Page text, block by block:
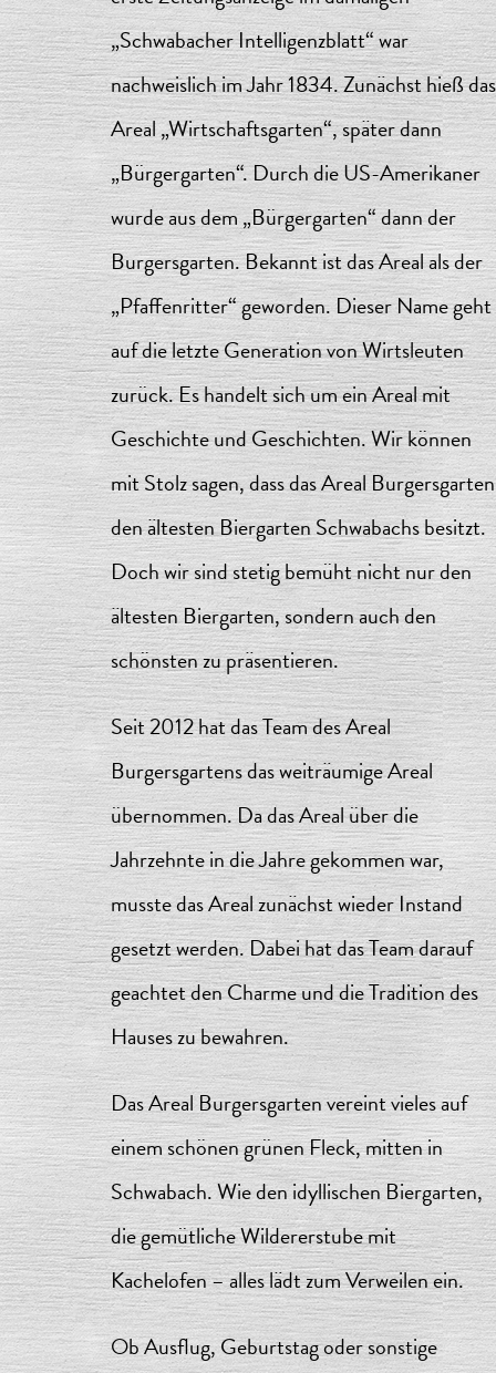
„Schwabacher Intelligenzblatt“ war
nachweislich im Jahr 1834. Zunächst hieß das
Areal „Wirtschaftsgarten“, später dann
„Bürgergarten“. Durch die US-Amerikaner
wurde aus dem „Bürgergarten“ dann der
Burgersgarten. Bekannt ist das Areal als der
„Pfaffenritter“ geworden. Dieser Name geht
auf die letzte Generation von Wirtsleuten
zurück. Es handelt sich um ein Areal mit
Geschichte und Geschichten. Wir können
mit Stolz sagen, dass das Areal Burgersgarten
den ältesten Biergarten Schwabachs besitzt.
Doch wir sind stetig bemüht nicht nur den
ältesten Biergarten, sondern auch den
schönsten zu präsentieren.
Seit 2012 hat das Team des Areal
Burgersgartens das weiträumige Areal
übernommen. Da das Areal über die
Jahrzehnte in die Jahre gekommen war,
musste das Areal zunächst wieder Instand
gesetzt werden. Dabei hat das Team darauf
geachtet den Charme und die Tradition des
Hauses zu bewahren.
Das Areal Burgersgarten vereint vieles auf
einem schönen grünen Fleck, mitten in
Schwabach. Wie den idyllischen Biergarten,
die gemütliche Wildererstube mit
Kachelofen – alles lädt zum Verweilen ein.
Ob Ausflug, Geburtstag oder sonstige